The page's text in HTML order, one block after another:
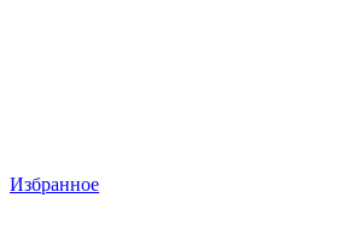
Избранное